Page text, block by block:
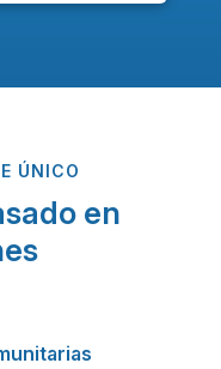
ÚNICO
en